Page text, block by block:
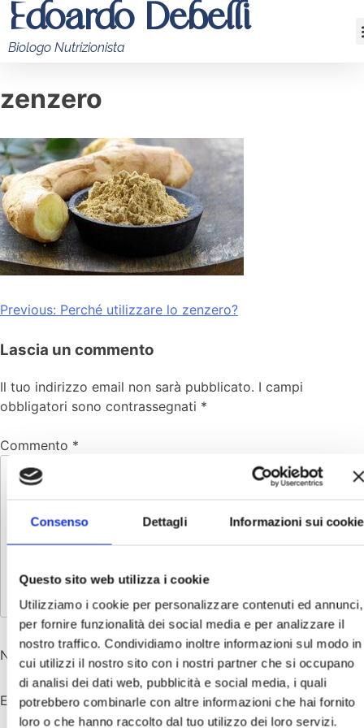
Consenso Dettagli Informazioni sui cookie
Questo sito web utilizza i cookie
Utilizziamo i cookie per personalizzare contenuti ed annunci,
per fornire funzionalità dei social media e per analizzare il
nostro traffico. Condividiamo inoltre informazioni sul modo in
cui utilizzi il nostro sito con i nostri partner che si occupano
di analisi dei dati web, pubblicità e social media, i quali
potrebbero combinarle con altre informazioni che hai fornito
loro o che hanno raccolto dal tuo utilizzo dei loro servizi.
Edoardo Debelli
Biologo Nutrizionista
zenzero
Previous: Perché utilizzare lo zenzero?
Lascia un commento
Il tuo indirizzo email non sarà pubblicato. I campi
obbligatori sono contrassegnati *
Commento *
Nome *
Email*